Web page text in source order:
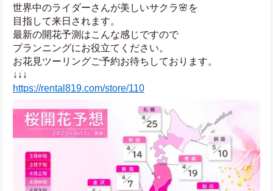
世界中のライダーさんが美しいサクラ🌸を
目指して来日されます。
最新の開花予測はこんな感じですので
プランニングにお役立てください。
お花見ツーリングご予約お待ちしております。
↓↓↓
https://rental819.com/store/110